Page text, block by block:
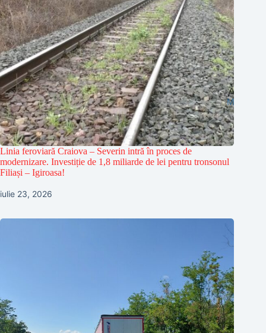
Linia feroviară Craiova – Severin intră în proces de
modernizare. Investiție de 1,8 miliarde de lei pentru tronsonul
Filiași – Igiroasa!
iulie 23, 2026